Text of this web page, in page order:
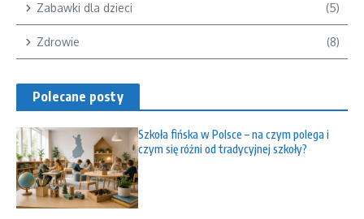
Zabawki dla dzieci (5)
Zdrowie (8)
Polecane posty
Szkoła fińska w Polsce – na czym polega i
czym się różni od tradycyjnej szkoły?